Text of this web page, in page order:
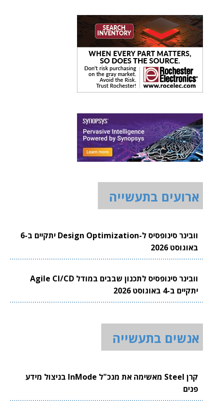
ארועים בתעשייה
וובינר סינופסיס ל-Design Optimization יתקיים ב-6
באוגוסט 2026
וובינר סינופסיס לתכנון שבבים במודל Agile CI/CD
יתקיים ב-4 באוגוסט 2026
אנשים בתעשייה
קרן Steel מאשימה את מנכ"ל InMode בניצול מידע
פנים